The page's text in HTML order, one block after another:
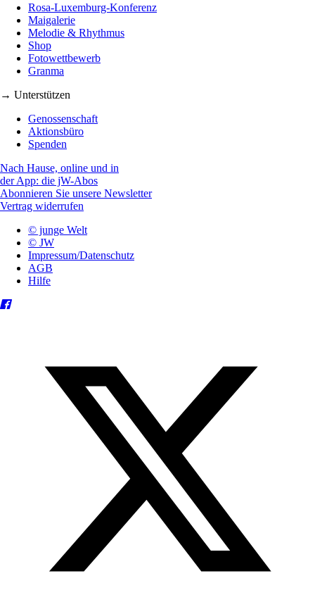
Rosa-Luxemburg-Konferenz
Maigalerie
Melodie & Rhythmus
Shop
Fotowettbewerb
Granma
→ Unterstützen
Genossenschaft
Aktionsbüro
Spenden
Nach Hause, online und in
der App: die jW-Abos
Abonnieren Sie unsere Newsletter
Vertrag widerrufen
© junge Welt
© JW
Impressum/Datenschutz
AGB
Hilfe